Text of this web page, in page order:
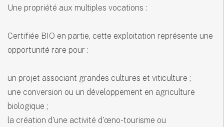
Une propriété aux multiples vocations :
Certifiée BIO en partie, cette exploitation représente une
opportunité rare pour :
un projet associant grandes cultures et viticulture ;
une conversion ou un développement en agriculture
biologique ;
la création d'une activité d'œno-tourisme ou